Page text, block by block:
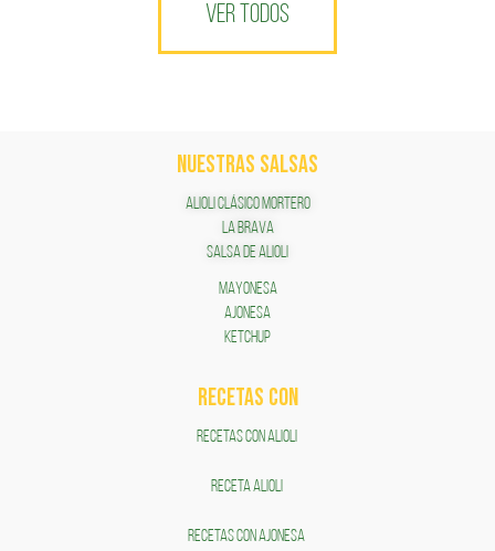
VER TODOS
NUESTRAS SALSAS
ALIOLI CLÁSICO MORTERO
LA BRAVA
SALSA DE ALIOLI
MAYONESA
AJONESA
KETCHUP
RECETAS COn
RECETAS CON ALIOLI
RECETA ALIOLI
RECETAS CON AJONESA